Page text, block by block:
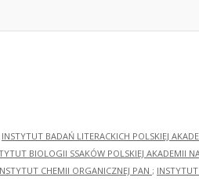
INSTYTUT BADAŃ LITERACKICH POLSKIEJ
BIOLOGII SSAKÓW POLSKIEJ AKADEMII
CHEMII ORGANICZNEJ PAN ;